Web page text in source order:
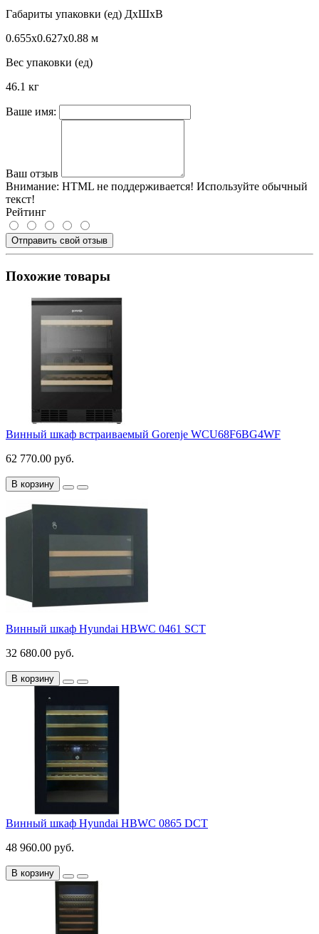
Габариты упаковки (ед) ДхШхВ
0.655x0.627x0.88 м
Вес упаковки (ед)
46.1 кг
Ваше имя:
Ваш отзыв
Внимание: HTML не поддерживается! Используйте обычный
текст!
Рейтинг
Отправить свой отзыв
Похожие товары
Винный шкаф встраиваемый Gorenje WCU68F6BG4WF
62 770.00 руб.
В корзину
Винный шкаф Hyundai HBWC 0461 SCT
32 680.00 руб.
В корзину
Винный шкаф Hyundai HBWC 0865 DCT
48 960.00 руб.
В корзину